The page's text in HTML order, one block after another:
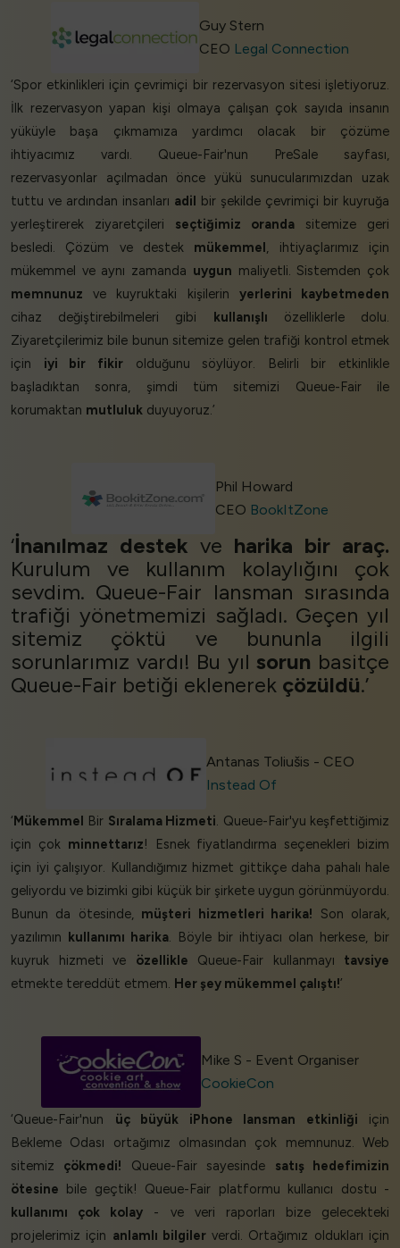
Guy Stern
CEO Legal Connection
‘Spor etkinlikleri için çevrimiçi bir rezervasyon sitesi işletiyoruz.
İlk rezervasyon yapan kişi olmaya çalışan çok sayıda insanın
yüküyle başa çıkmamıza yardımcı olacak bir çözüme
ihtiyacımız vardı. Queue-Fair'nun PreSale sayfası,
rezervasyonlar açılmadan önce yükü sunucularımızdan uzak
tuttu ve ardından insanları adil
bir şekilde çevrimiçi bir kuyruğa
yerleştirerek ziyaretçileri seçtiğimiz oranda sitemize geri
besledi. Çözüm ve destek mükemmel , ihtiyaçlarımız için
mükemmel ve aynı zamanda uygun maliyetli. Sistemden çok
memnunuz ve kuyruktaki kişilerin yerlerini kaybetmeden
cihaz değiştirebilmeleri gibi
kullanışlı özelliklerle dolu.
Ziyaretçilerimiz bile bunun sitemize gelen trafiği kontrol etmek
için iyi bir fikirolduğunu söylüyor. Belirli bir etkinlikle
başladıktan sonra, şimdi tüm sitemizi Queue-Fair ile
korumaktan mutluluk duyuyoruz.’
Phil Howard
CEO BookItZone
‘İnanılmaz destek ve harika bir araç.
Kurulum ve kullanım kolaylığını çok
sevdim. Queue-Fair lansman sırasında
trafiği yönetmemizi sağladı. Geçen yıl
sitemiz çöktü ve bununla ilgili
sorunlarımız vardı! Bu yılsorun basitçe
Queue-Fair betiği eklenerek çözüldü.’
Antanas Toliušis - CEO
Instead Of
‘Mükemmel Bir Sıralama Hizmeti . Queue-Fair'yu keşfettiğimiz
için çok minnettarız! Esnek fiyatlandırma seçenekleri bizim
için iyi çalışıyor. Kullandığımız hizmet gittikçe daha pahalı hale
geliyordu ve bizimki gibi küçük bir şirkete uygun görünmüyordu.
Bunun da ötesinde, müşteri hizmetleri harika! Son olarak,
yazılımın kullanımı harika . Böyle bir ihtiyacı olan herkese, bir
kuyruk hizmeti ve özellikle Queue-Fair kullanmayı tavsiye
etmekte tereddüt etmem. Her şey mükemmel çalıştı!’
Mike S - Event Organiser
CookieCon
‘Queue-Fair'nun üç büyük iPhone lansman etkinliği için
Bekleme Odası ortağımız olmasından çok memnunuz. Web
sitemiz çökmedi! Queue-Fair sayesinde satış hedefimizin
ötesine bile geçtik! Queue-Fair platformu kullanıcı dostu -
kullanımı çok kolay - ve veri raporları bize gelecekteki
projelerimiz için anlamlı bilgilerverdi. Ortağımız oldukları için